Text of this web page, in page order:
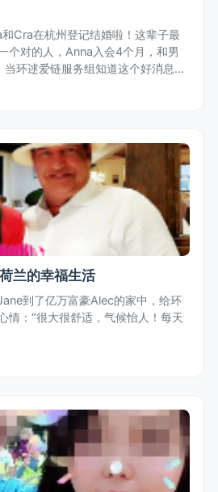
Cra在杭州登记结婚啦！这辈子最
个对的人，Anna入会4个月，和男
环逑爱链服务组知道这个好消息
为女士收获真爱和幸福感到开心。
兰的幸福生活
到了亿万富豪Alec的家中，给环
情：“很大很舒适，气候怡人！每天